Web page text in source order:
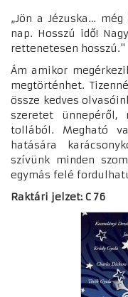
„Jön a Jézuska…
nap. Hosszú idő!
rettenetesen hosszú."
Ám amikor
megtörténhet.
össze kedves
szeretet ünnepéről,
tollából. Megható
hatására
szívünk minden
egymás felé
Raktári jelzet: C 76